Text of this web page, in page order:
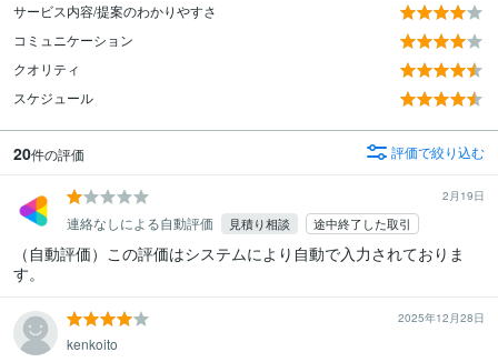
サービス内容/提案のわかりやすさ
コミュニケーション
クオリティ
スケジュール
20件の評価 評価で絞り込む
2月19日
連絡なしによる自動評価 見積り相談 途中終了した取引
（自動評価）この評価はシステムにより自動で入力されておりま
す。
2025年12月28日
kenkoito